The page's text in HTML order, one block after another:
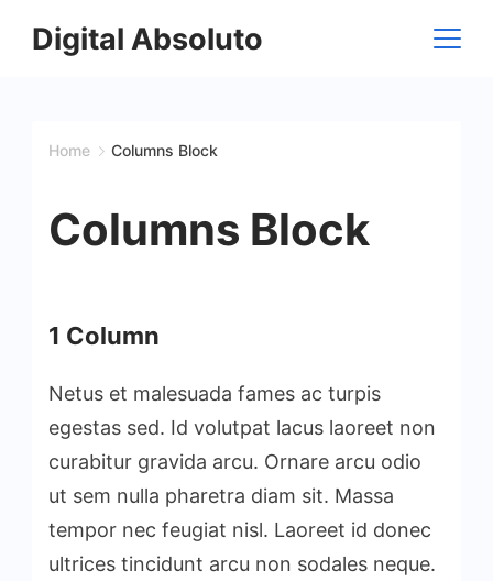
Digital Absoluto
Home Columns Block
Columns Block
1 Column
Netus et malesuada fames ac turpis
egestas sed. Id volutpat lacus laoreet non
curabitur gravida arcu. Ornare arcu odio
ut sem nulla pharetra diam sit. Massa
tempor nec feugiat nisl. Laoreet id donec
ultrices tincidunt arcu non sodales neque.